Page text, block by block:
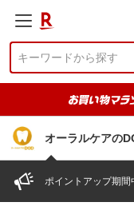
オーラルケアの
ポイントアップ期